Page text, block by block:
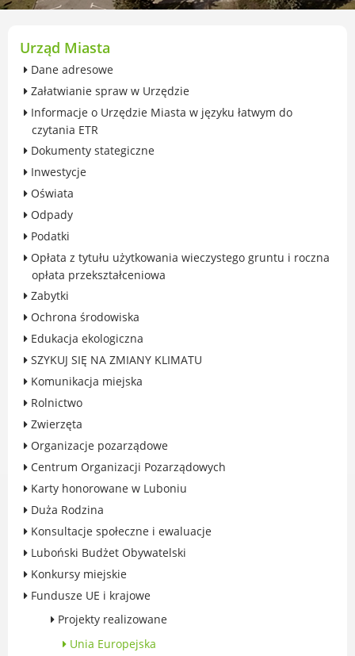
przekształceniowa
Ochrona środowiska
Edukacja ekologiczna
SZYKUJ SIĘ NA ZMIANY KLIMATU
Komunikacja miejska
Rolnictwo
Zwierzęta
Organizacje pozarządowe
Konsultacje społeczne i ewaluacje
Luboński Budżet Obywatelski
GKRPA/Centrum Wsparcia i Pomocy
Rodzinie
BEZPIECZEŃSTWO
Zdrowie
Porady prawne
Wydarzenia
WYBORY
Likwidacja barier - seniorzy i osoby z
niepełnosprawnościami
MIASTO LUBOŃ
Władze Miasta
O mieście
Urząd Miasta
Dane adresowe
Załatwianie spraw w Urzędzie
Informacje o Urzędzie Miasta w języku łatwym do
czytania ETR
Dokumenty stategiczne
Inwestycje
Oświata
Odpady
Podatki
Opłata z tytułu użytkowania wieczystego gruntu i roczna
opłata przekształceniowa
Zabytki
Ochrona środowiska
Edukacja ekologiczna
SZYKUJ SIĘ NA ZMIANY KLIMATU
Komunikacja miejska
Rolnictwo
Zwierzęta
Organizacje pozarządowe
Centrum Organizacji Pozarządowych
Karty honorowane w Luboniu
Duża Rodzina
Konsultacje społeczne i ewaluacje
Luboński Budżet Obywatelski
Konkursy miejskie
Fundusze UE i krajowe
Projekty realizowane
Unia Europejska